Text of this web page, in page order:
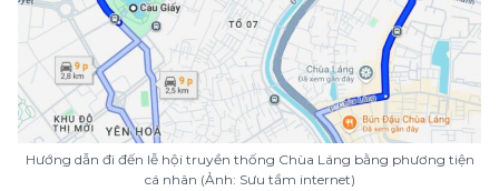
Hướng dẫn đi đến lễ hội truyền thống Chùa Láng bằng phương tiện
cá nhân (Ảnh: Sưu tầm internet)